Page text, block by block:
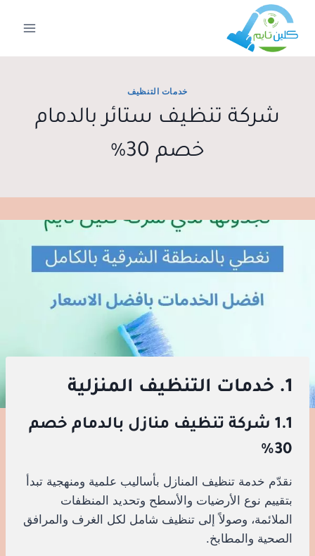
التجاوز
المحتوى
خدمات التنظيف
شركة تنظيف ستائر بالدمام
خصم 30%
1. خدمات التنظيف المنزلية
1.1 شركة تنظيف منازل بالدمام خصم
30%
نقدّم خدمة تنظيف المنازل بأساليب علمية ومنهجية تبدأ
بتقييم نوع الأرضيات والأسطح وتحديد المنظفات
الملائمة، وصولاً إلى تنظيف شامل لكل الغرف والمرافق
الصحية والمطابخ.